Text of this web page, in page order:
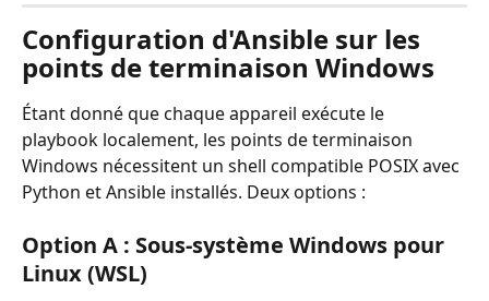
Configuration d'Ansible sur les
points de terminaison Windows
Étant donné que chaque appareil exécute le
playbook localement, les points de terminaison
Windows nécessitent un shell compatible POSIX avec
Python et Ansible installés. Deux options :
Option A : Sous-système Windows pour
Linux (WSL)